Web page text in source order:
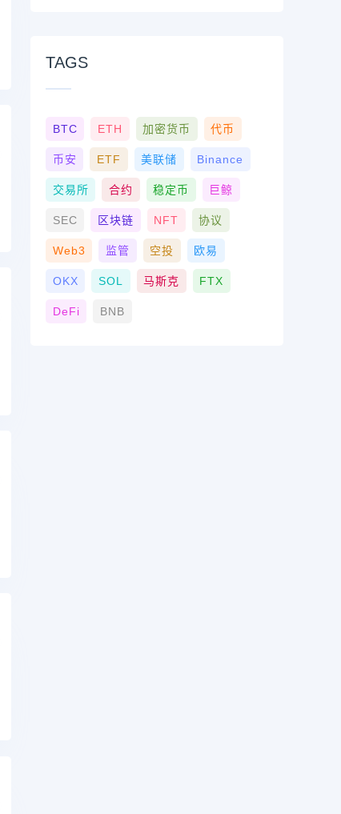
TAGS
BTC ETH 加密货币 代币
币安 ETF 美联储 Binance
交易所 合约 稳定币 巨鲸
SEC 区块链 NFT 协议
Web3 监管 空投 欧易
OKX SOL 马斯克 FTX
DeFi BNB